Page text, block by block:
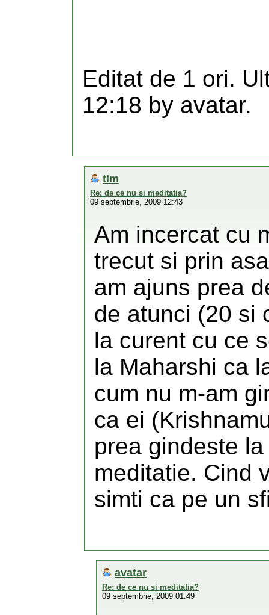
Editat de 1 ori.
12:18 by avatar.
tim
Re: de ce nu si meditatia?
09 septembrie, 2009 12:43
Am incercat cu
trecut si prin
am ajuns prea
de atunci (20 si
la curent cu ce
la Maharshi ca
cum nu m-am
ca ei
prea gindeste
meditatie. Cind
simti ca pe un
avatar
Re: de ce nu si meditatia?
09 septembrie, 2009 01:49